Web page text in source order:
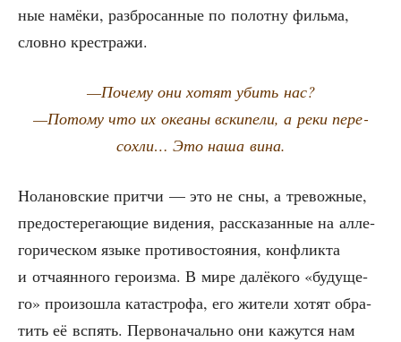
ные намё­ки, раз­бро­сан­ные по полот­ну филь­ма,
слов­но крестражи.
—Поче­му они хотят убить нас?
—Пото­му что их оке­а­ны вски­пе­ли, а реки пере­
сох­ли… Это наша вина.
Нола­нов­ские прит­чи — это не сны, а тре­вож­ные,
предо­сте­ре­га­ю­щие виде­ния, рас­ска­зан­ные на алле­
го­ри­че­ском язы­ке про­ти­во­сто­я­ния, кон­флик­та
и отча­ян­но­го геро­из­ма. В мире далё­ко­го «буду­ще­
го» про­изо­шла ката­стро­фа, его жите­ли хотят обра­
тить её вспять. Пер­во­на­чаль­но они кажут­ся нам